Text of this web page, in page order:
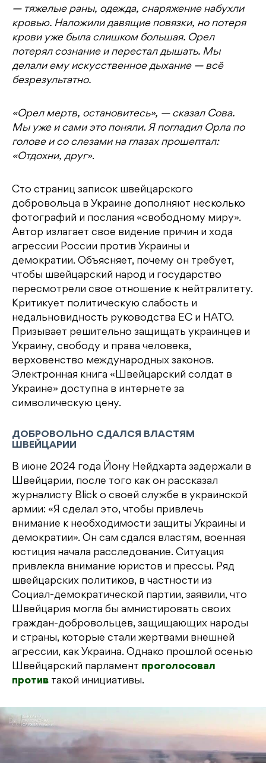
— тяжелые раны, одежда, снаряжение набухли
кровью. Наложили давящие повязки, но потеря
крови уже была слишком большая. Орел
потерял сознание и перестал дышать. Мы
делали ему искусственное дыхание — всё
безрезультатно.
«Орел мертв, остановитесь», — сказал Сова.
Мы уже и сами это поняли. Я погладил Орла по
голове и со слезами на глазах прошептал:
«Отдохни, друг».
Сто страниц записок швейцарского
добровольца в Украине дополняют несколько
фотографий и послания «свободному миру».
Автор излагает свое видение причин и хода
агрессии России против Украины и
демократии. Объясняет, почему он требует,
чтобы швейцарский народ и государство
пересмотрели свое отношение к нейтралитету.
Критикует политическую слабость и
недальновидность руководства ЕС и НАТО.
Призывает решительно защищать украинцев и
Украину, свободу и права человека,
верховенство международных законов.
Электронная книга «Швейцарский солдат в
Украине» доступна в интернете за
символическую цену.
ДОБРОВОЛЬНО СДАЛСЯ ВЛАСТЯМ
ШВЕЙЦАРИИ
В июне 2024 года Йону Нейдхарта задержали в
Швейцарии, после того как он рассказал
журналисту Blick о своей службе в украинской
армии: «Я сделал это, чтобы привлечь
внимание к необходимости защиты Украины и
демократии». Он сам сдался властям, военная
юстиция начала расследование. Ситуация
привлекла внимание юристов и прессы. Ряд
швейцарских политиков, в частности из
Социал-демократической партии, заявили, что
Швейцария могла бы амнистировать своих
граждан-добровольцев, защищающих народы
и страны, которые стали жертвами внешней
агрессии, как Украина. Однако прошлой осенью
Швейцарский парламент проголосовал
против такой инициативы.